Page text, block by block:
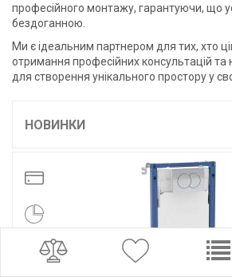
професійного монтажу, гарантуючи, що
бездоганною.
Ми є ідеальним партнером для тих, хто
отримання професійних консультацій та
для створення унікального простору у
НОВИНКИ